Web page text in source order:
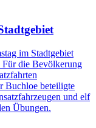
im Stadtgebiet
Für die Bevölkerung
Buchloe beteiligte
und elf
Übungen.